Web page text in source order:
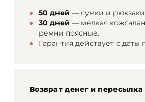
50 дней — сумки и
30 дней — мелкая
ремни поясные.
Гарантия действует с
Возврат денег и пересылка